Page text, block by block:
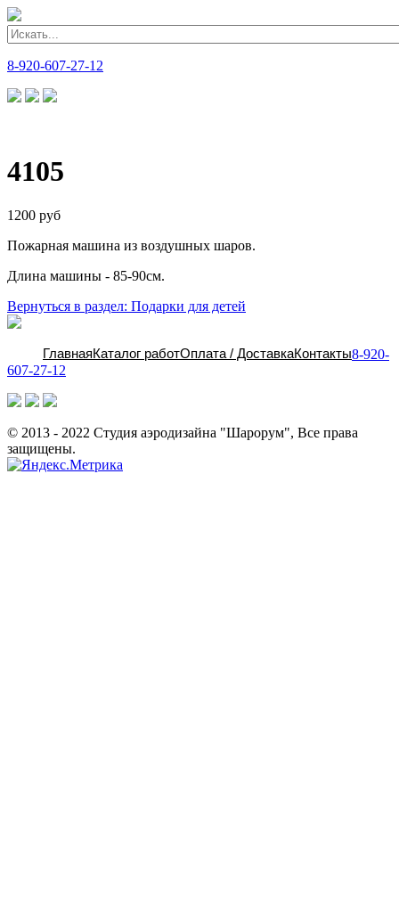
8-920-607-27-12
4105
1200 руб
Пожарная машина из воздушных шаров.
Длина машины - 85-90см.
Вернуться в раздел: Подарки для детей
ГлавнаяКаталог работОплата / ДоставкаКонтакты8-920-
607-27-12
© 2013 - 2022 Студия аэродизайна "Шарорум", Все права
защищены.